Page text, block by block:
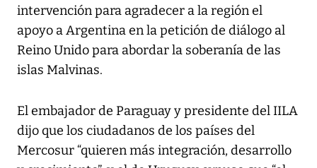
intervención para agradecer a la región el
apoyo a Argentina en la petición de diálogo al
Reino Unido para abordar la soberanía de las
islas Malvinas.
El embajador de Paraguay y presidente del IILA
dijo que los ciudadanos de los países del
Mercosur “quieren más integración, desarrollo